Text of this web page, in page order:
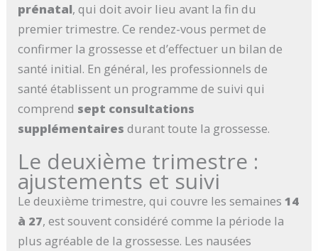
prénatal, qui doit avoir lieu avant la fin du
premier trimestre. Ce rendez-vous permet de
confirmer la grossesse et d’effectuer un bilan de
santé initial. En général, les professionnels de
santé établissent un programme de suivi qui
comprend sept consultations
supplémentaires durant toute la grossesse.
Le deuxième trimestre :
ajustements et suivi
Le deuxième trimestre, qui couvre les semaines14
à 27, est souvent considéré comme la période la
plus agréable de la grossesse. Les nausées